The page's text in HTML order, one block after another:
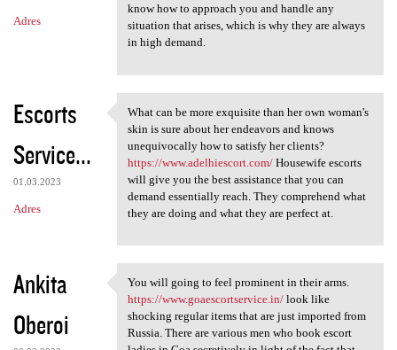
Adres
know how to approach you and handle any
situation that arises, which is why they are always
in high demand.
Escorts
Service...
01.03.2023
Adres
What can be more exquisite
What can be more exquisite than her own woman's
skin is sure about her endeavors and knows
unequivocally how to satisfy her clients?
https://www.adelhiescort.com/Housewife escorts
will give you the best assistance that you can
demand essentially reach. They comprehend what
they are doing and what they are perfect at.
Ankita
Oberoi
You will going to feel
You will going to feel prominent in their arms.
https://www.goaescortservice.in/look like
shocking regular items that are just imported from
Russia. There are various men who book escort